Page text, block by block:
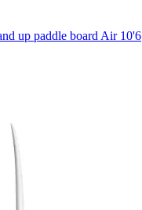
up paddle board Air 10'6